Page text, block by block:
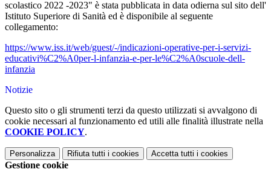
scolastico 2022 -2023" è stata pubblicata in data odierna sul sito dell'
Istituto Superiore di Sanità ed è disponibile al seguente
collegamento:
https://www.iss.it/web/guest/-/indicazioni-operative-per-i-servizi-
educativi%C2%A0per-l-infanzia-e-per-le%C2%A0scuole-dell-
infanzia
Notizie
Questo sito o gli strumenti terzi da questo utilizzati si avvalgono di
cookie necessari al funzionamento ed utili alle finalità illustrate nella
COOKIE POLICY.
Personalizza Rifiuta tutti i cookies Accetta tutti i cookies
Gestione cookie